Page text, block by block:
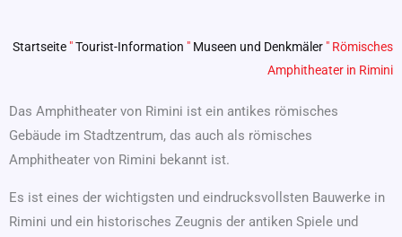
Startseite "Tourist-Information " Museen und Denkmäler " Römisches
Amphitheater in Rimini
Das Amphitheater von Rimini ist ein antikes römisches
Gebäude im Stadtzentrum, das auch als römisches
Amphitheater von Rimini bekannt ist.
Es ist eines der wichtigsten und eindrucksvollsten Bauwerke in
Rimini und ein historisches Zeugnis der antiken Spiele und